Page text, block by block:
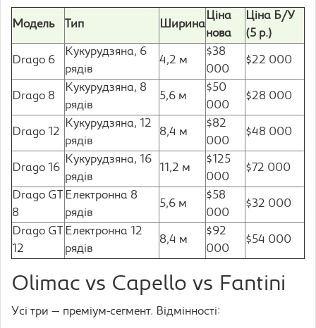
Модель Тип Ширина
Ціна
нова
Ціна Б/У
(5 р.)
Drago 6
Кукурудзяна, 6
рядів
4,2 м
$38
000
$22 000
Drago 8
Кукурудзяна, 8
рядів
5,6 м
$50
000
$28 000
Drago 12
Кукурудзяна, 12
рядів
8,4 м
$82
000
$48 000
Drago 16
Кукурудзяна, 16
рядів
11,2 м
$125
000
$72 000
Drago GT
8
Електронна 8
рядів
5,6 м
$58
000
$32 000
Drago GT
12
Електронна 12
рядів
8,4 м
$92
000
$54 000
Olimac vs Capello vs Fantini
Усі три — преміум-сегмент. Відмінності: